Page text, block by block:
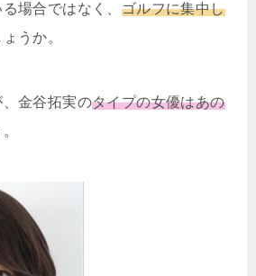
場合ではなく、 ゴルフに集中し
うか。
金谷拓実のタイプの女優はあの